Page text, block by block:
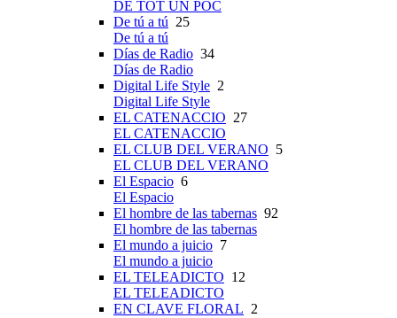
DE TOT UN POC
De tú a tú 25
De tú a tú
Días de Radio 34
Días de Radio
Digital Life Style 2
Digital Life Style
EL CATENACCIO 27
EL CATENACCIO
EL CLUB DEL VERANO 5
EL CLUB DEL VERANO
El Espacio 6
El Espacio
El hombre de las tabernas 92
El hombre de las tabernas
El mundo a juicio 7
El mundo a juicio
EL TELEADICTO 12
EL TELEADICTO
EN CLAVE FLORAL 2